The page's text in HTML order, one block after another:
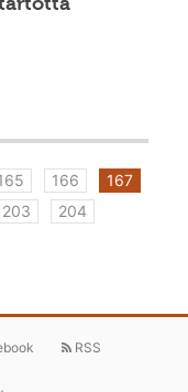
166
167
203
204
RSS